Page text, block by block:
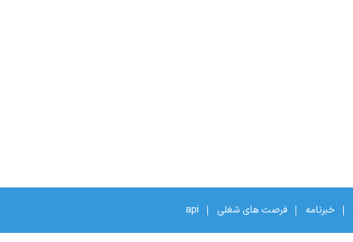
خبرنامه فرصت های شغلی api